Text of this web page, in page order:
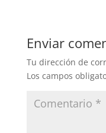
Enviar
Tu dirección de
Los campos